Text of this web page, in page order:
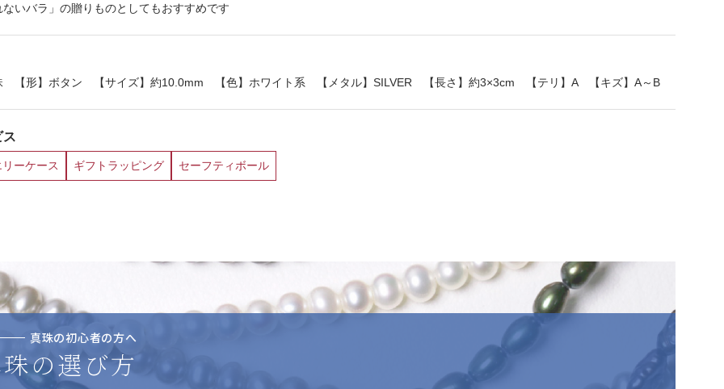
いバラ」の贈りものとしてもおすすめです
【形】ボタン 【サイズ】約10.0mm 【色】ホワイト系 【メタル】SILVER 【長さ】約3×3cm 【テリ】A 【キズ】A～B
ス
ーケース ギフトラッピング セーフティボール
真珠の初心者の方へ
の選び方